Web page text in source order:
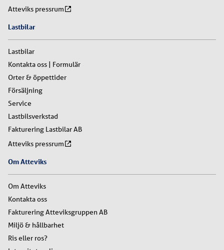
Atteviks pressrum
Lastbilar
Lastbilar
Kontakta oss | Formulär
Orter & öppettider
Försäljning
Service
Lastbilsverkstad
Fakturering Lastbilar AB
Atteviks pressrum
Om Atteviks
Om Atteviks
Kontakta oss
Fakturering Atteviksgruppen AB
Miljö & hållbarhet
Ris eller ros?